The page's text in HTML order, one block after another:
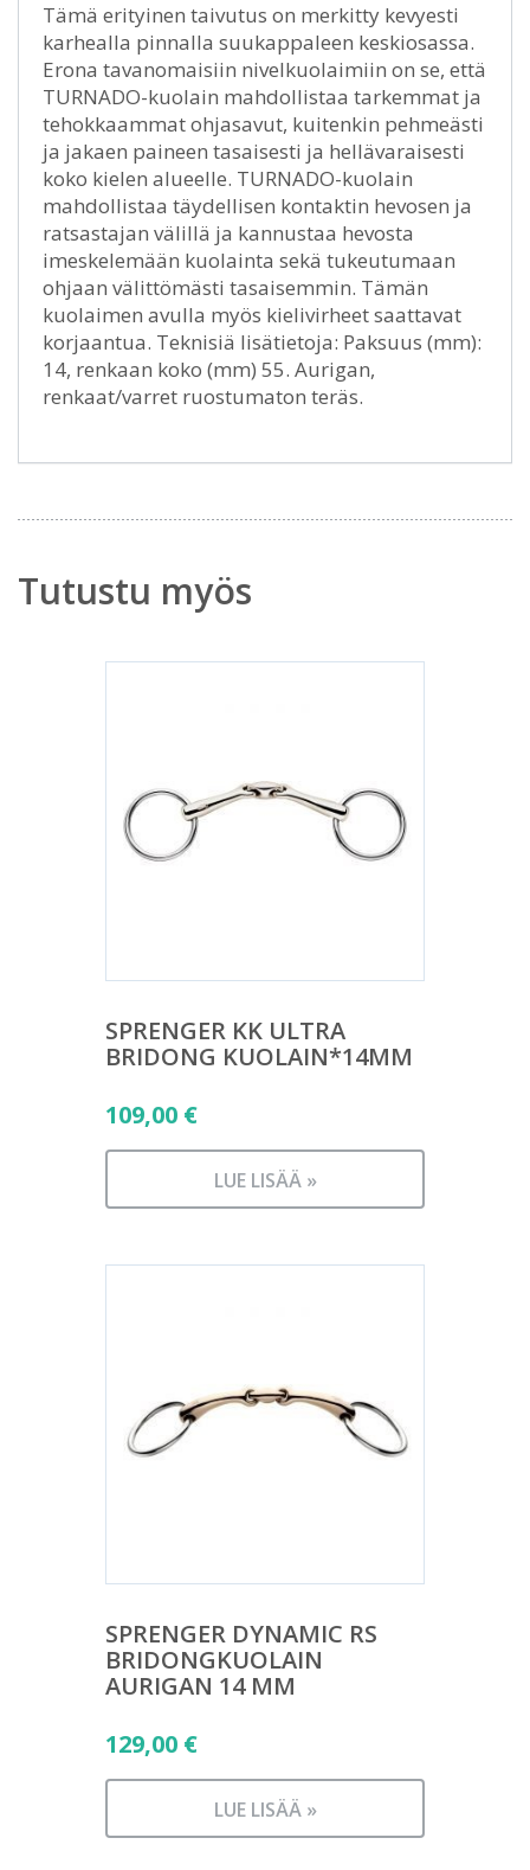
Tämä erityinen taivutus on merkitty kevyesti
karhealla pinnalla suukappaleen keskiosassa.
Erona tavanomaisiin nivelkuolaimiin on se, että
TURNADO-kuolain mahdollistaa tarkemmat ja
tehokkaammat ohjasavut, kuitenkin pehmeästi
ja jakaen paineen tasaisesti ja hellävaraisesti
koko kielen alueelle. TURNADO-kuolain
mahdollistaa täydellisen kontaktin hevosen ja
ratsastajan välillä ja kannustaa hevosta
imeskelemään kuolainta sekä tukeutumaan
ohjaan välittömästi tasaisemmin. Tämän
kuolaimen avulla myös kielivirheet saattavat
korjaantua. Teknisiä lisätietoja: Paksuus (mm):
14, renkaan koko (mm) 55. Aurigan,
renkaat/varret ruostumaton teräs.
Tutustu myös
SPRENGER KK ULTRA
BRIDONG KUOLAIN*14MM
109,00 €
LUE LISÄÄ »
SPRENGER DYNAMIC RS
BRIDONGKUOLAIN
AURIGAN 14 MM
129,00 €
LUE LISÄÄ »